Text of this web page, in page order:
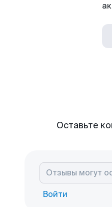
Оставьте
Войти